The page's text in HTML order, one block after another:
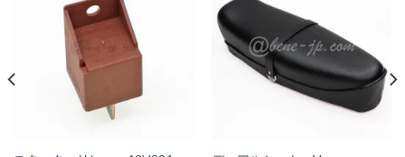
ス
入